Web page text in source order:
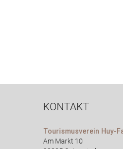
KONTAKT
Tourismusverein Huy-
Am Markt 10